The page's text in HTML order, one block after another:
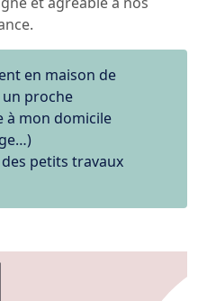
en maison de
proche
à mon domicile
petits travaux